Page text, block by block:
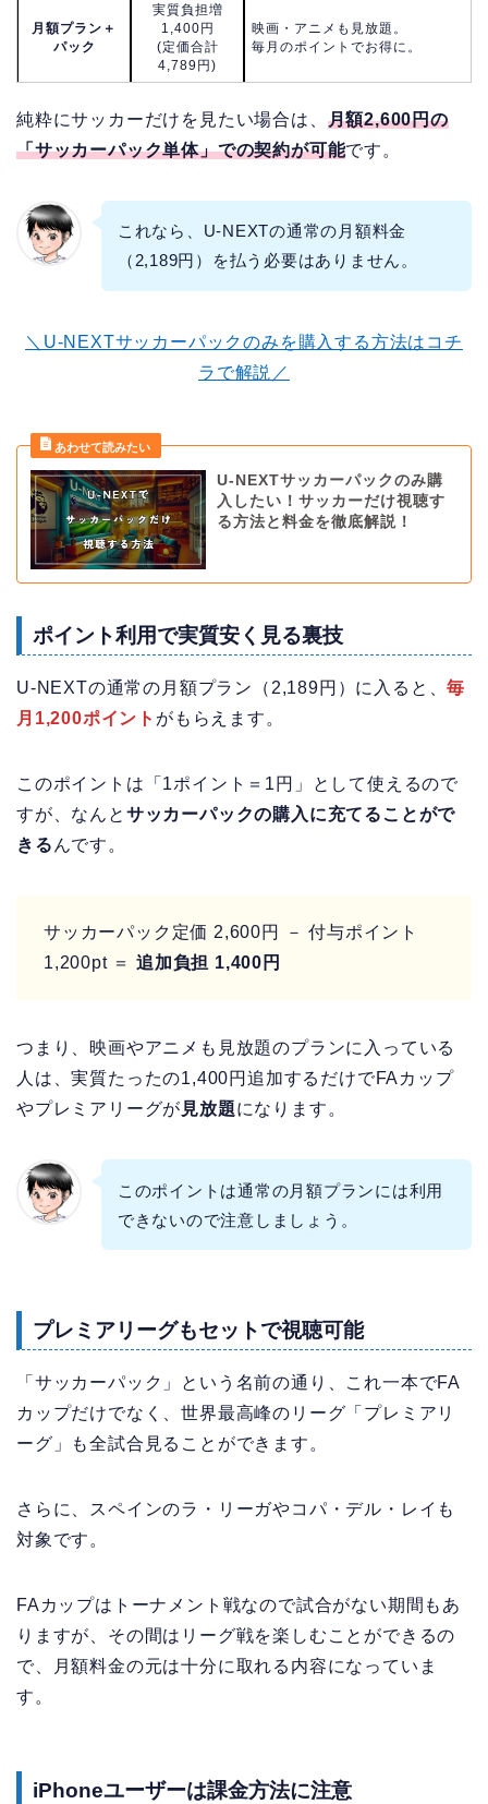
月額プラン＋
パック
実質負担増
1,400円
(定価合計
4,789円)
映画・アニメも見放題。
毎月のポイントでお得に。
純粋にサッカーだけを見たい場合は、 月額2,600円の
「サッカーパック単体」での契約が可能です。
これなら、U-NEXTの通常の月額料金
（2,189円）を払う必要はありません。
＼U-NEXTサッカーパックのみを購入する方法はコチ
ラで解説／
U-NEXTサッカーパックのみ購
入したい！サッカーだけ視聴す
る方法と料金を徹底解説！
ポイント利用で実質安く見る裏技
U-NEXTの通常の月額プラン（2,189円）に入ると、毎
月1,200ポイント がもらえます。
このポイントは「1ポイント＝1円」として使えるので
すが、なんと サッカーパックの購入に充てることがで
きる んです。
サッカーパック定価 2,600円 － 付与ポイント
1,200pt ＝ 追加負担 1,400円
つまり、映画やアニメも見放題のプランに入っている
人は、実質たったの1,400円追加するだけでFAカップ
やプレミアリーグが 見放題になります。
このポイントは通常の月額プランには利用
できないので注意しましょう。
プレミアリーグもセットで視聴可能
「サッカーパック」という名前の通り、これ一本でFA
カップだけでなく、世界最高峰のリーグ「プレミアリ
ーグ」も全試合見ることができます。
さらに、スペインのラ・リーガやコパ・デル・レイも
対象です。
FAカップはトーナメント戦なので試合がない期間もあ
りますが、その間はリーグ戦を楽しむことができるの
で、月額料金の元は十分に取れる内容になっていま
す。
iPhoneユーザーは課金方法に注意